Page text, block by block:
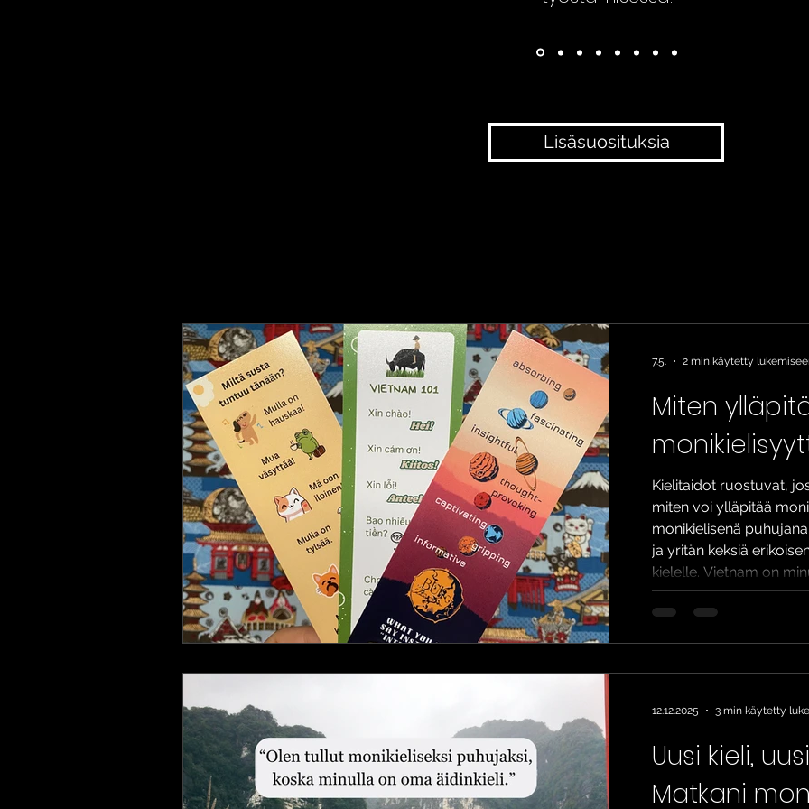
Lisäsuosituksia
Miten
Kielitaidot ruostuvat,
miten voi ylläpitää
monikielisenä
ja yritän keksiä
kielelle. Vietnam on
hetkellä käytän harvoin
asuinympäristöni
code-switching ta
7.5. 2 min käytetty
Uusi kieli,
Matkani
12.12.2025 3 min käytetty